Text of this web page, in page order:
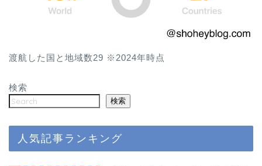
渡航した国と地域数29 ※2024年時点
検索
検索
人気記事ランキング